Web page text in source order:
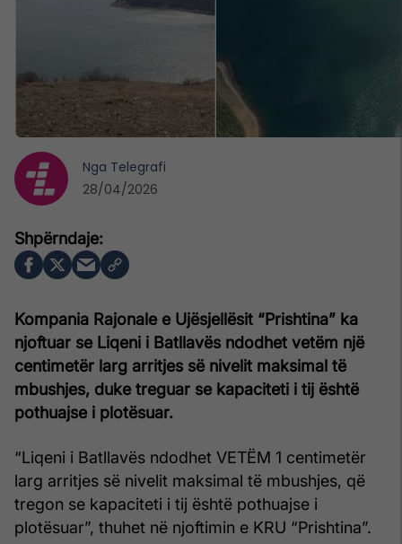
Kompania Rajonale e Ujësjellësit “Prishtina” ka
njoftuar se Liqeni i Batllavës ndodhet vetëm një
centimetër larg arritjes së nivelit maksimal të
mbushjes, duke treguar se kapaciteti i tij është
pothuajse i plotësuar.
“Liqeni i Batllavës ndodhet VETËM 1 centimetër
larg arritjes së nivelit maksimal të mbushjes, që
tregon se kapaciteti i tij është pothuajse i
plotësuar”, thuhet në njoftimin e KRU “Prishtina”.
Nga Telegrafi
28/04/2026